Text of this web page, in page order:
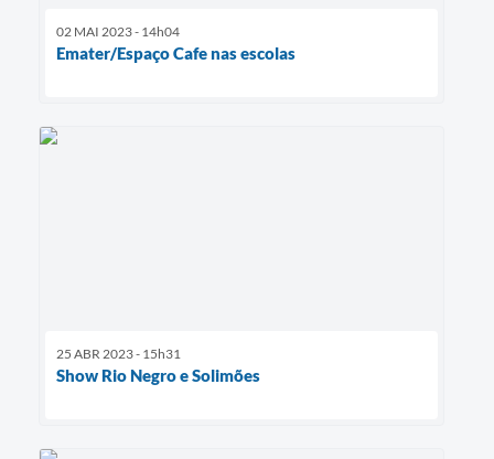
02 MAI 2023 - 14h04
Emater/Espaço Cafe nas escolas
25 ABR 2023 - 15h31
Show Rio Negro e Solimões